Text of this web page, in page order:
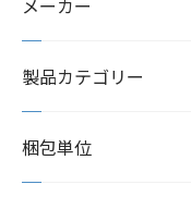
メーカー
製品カテゴリー
梱包単位